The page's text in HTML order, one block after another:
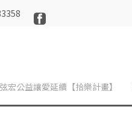
宏公益讓愛延續【拾樂計畫】